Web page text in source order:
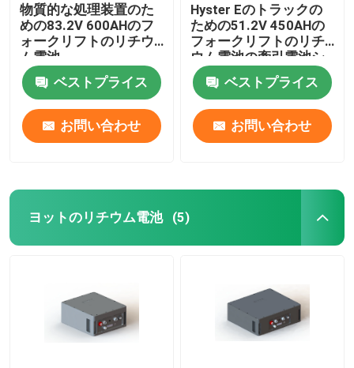
物質的な処理装置のた
めの83.2V 600AHのフ
ォークリフトのリチウ
ム電池
ベストプライス
お問い合わせ
Hyster Eのトラックの
ための51.2V 450AHの
フォークリフトのリチ
ウム電池の牽引電池シ
ステム
ベストプライス
お問い合わせ
ヨットのリチウム電池 (5)